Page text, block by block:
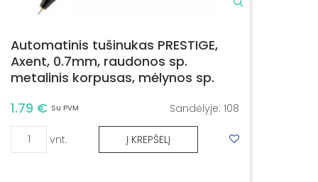
Automatinis tušinukas PRESTIGE,
Axent, 0.7mm, raudonos sp.
metalinis korpusas, mėlynos sp.
1.79 € Su PVM Sandėlyje: 108
vnt. Į KREPŠELĮ